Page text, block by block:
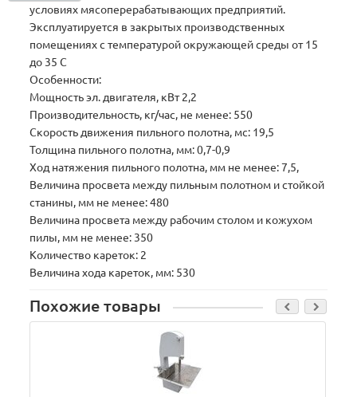
условиях мясоперерабатывающих предприятий.
Эксплуатируется в закрытых производственных
помещениях с температурой окружающей среды от 15
до 35 С
Особенности:
Мощность эл. двигателя, кВт 2,2
Производительность, кг/час, не менее: 550
Скорость движения пильного полотна, мс: 19,5
Толщина пильного полотна, мм: 0,7-0,9
Ход натяжения пильного полотна, мм не менее: 7,5,
Величина просвета между пильным полотном и стойкой
станины, мм не менее: 480
Величина просвета между рабочим столом и кожухом
пилы, мм не менее: 350
Количество кареток: 2
Величина хода кареток, мм: 530
Похожие товары